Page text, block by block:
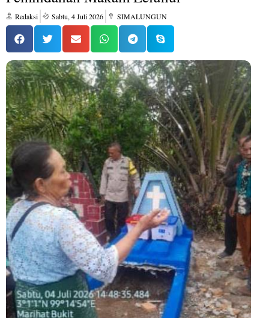
Redaksi Sabtu, 4 Juli 2026 SIMALUNGUN